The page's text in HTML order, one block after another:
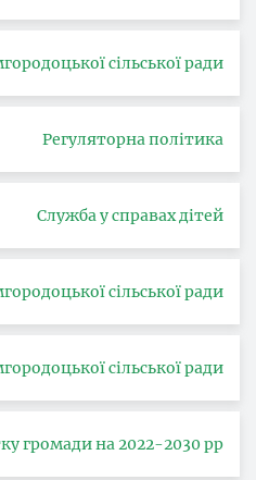
сільської ради
Регуляторна політика
Служба у справах дітей
сільської ради
сільської ради
громади на 2022-2030 рр